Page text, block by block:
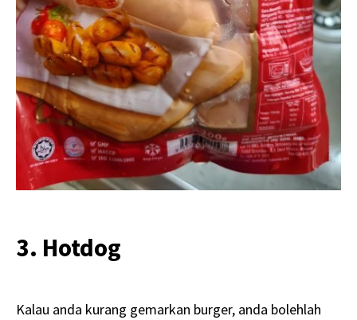
3. Hotdog
Kalau anda kurang gemarkan burger, anda bolehlah